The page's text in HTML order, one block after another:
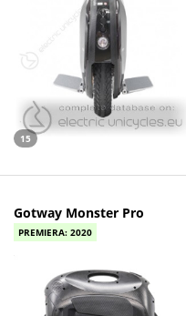
15
Gotway Monster Pro
PREMIERA: 2020